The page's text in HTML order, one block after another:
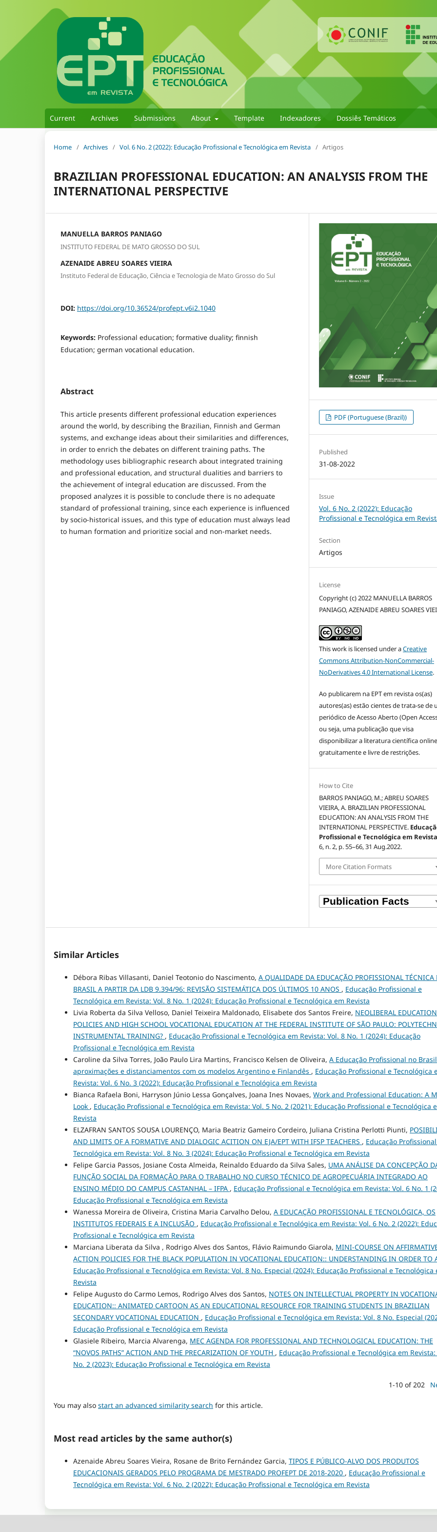
Current Archives Submissions About Template Indexadores Dossiês Temáticos
Home / Archives / Vol. 6 No. 2 (2022): Educação Profissional e Tecnológica em Revista / Artigos
BRAZILIAN PROFESSIONAL EDUCATION: AN ANALYSIS FROM THE
INTERNATIONAL PERSPECTIVE
MANUELLA BARROS PANIAGO
INSTITUTO FEDERAL DE MATO GROSSO DO SUL
AZENAIDE ABREU SOARES VIEIRA
Instituto Federal de Educação, Ciência e Tecnologia de Mato Grosso do Sul
DOI: https://doi.org/10.36524/profept.v6i2.1040
Keywords: Professional education; formative duality; finnish
Education; german vocational education.
Abstract
This article presents different professional education experiences
around the world, by describing the Brazilian, Finnish and German
systems, and exchange ideas about their similarities and differences,
in order to enrich the debates on different training paths. The
methodology uses bibliographic research about integrated training
and professional education, and structural dualities and barriers to
the achievement of integral education are discussed. From the
proposed analyzes it is possible to conclude there is no adequate
standard of professional training, since each experience is influenced
by socio-historical issues, and this type of education must always lead
to human formation and prioritize social and non-market needs.
PDF (Portuguese (Brazil))
Published
31-08-2022
Issue
Vol. 6 No. 2 (2022): Educação
Profissional e Tecnológica em
Section
Artigos
License
Copyright (c) 2022 MANUELLA BARROS
PANIAGO, AZENAIDE ABREU SOARES
This work is licensed under aCreative
Commons Attribution-NonCommercial-
NoDerivatives 4.0 International License.
Ao publicarem na EPT em revista os(as)
autores(as) estão cientes de trata-se de
periódico de Acesso Aberto (Open
ou seja, uma publicação que visa
disponibilizar a literatura científica
gratuitamente e livre de restrições.
How to Cite
BARROS PANIAGO, M.; ABREU SOARES
VIEIRA, A. BRAZILIAN PROFESSIONAL
EDUCATION: AN ANALYSIS FROM THE
INTERNATIONAL PERSPECTIVE.
Profissional e Tecnológica em Revista
6, n. 2, p. 55–66, 31 Aug.2022.
More Citation Formats
Similar Articles
Débora Ribas Villasanti, Daniel Teotonio do Nascimento, A QUALIDADE DA EDUCAÇÃO PROFISSIONAL TÉCNICA
BRASIL A PARTIR DA LDB 9.394/96: REVISÃO SISTEMÁTICA DOS ÚLTIMOS 10 ANOS , Educação Profissional e
Tecnológica em Revista: Vol. 8 No. 1 (2024): Educação Profissional e Tecnológica em Revista
Livia Roberta da Silva Velloso, Daniel Teixeira Maldonado, Elisabete dos Santos Freire, NEOLIBERAL
POLICIES AND HIGH SCHOOL VOCATIONAL EDUCATION AT THE FEDERAL INSTITUTE OF SÃO PAULO:
INSTRUMENTAL TRAINING? , Educação Profissional e Tecnológica em Revista: Vol. 8 No. 1 (2024): Educação
Profissional e Tecnológica em Revista
Caroline da Silva Torres, João Paulo Lira Martins, Francisco Kelsen de Oliveira, A Educação Profissional no
aproximações e distanciamentos com os modelos Argentino e Finlandês , Educação Profissional e Tecnológica
Revista: Vol. 6 No. 3 (2022): Educação Profissional e Tecnológica em Revista
Bianca Rafaela Boni, Harryson Júnio Lessa Gonçalves, Joana Ines Novaes, Work and Professional Education: A
Look , Educação Profissional e Tecnológica em Revista: Vol. 5 No. 2 (2021): Educação Profissional e Tecnológica
Revista
ELZAFRAN SANTOS SOUSA LOURENÇO, Maria Beatriz Gameiro Cordeiro, Juliana Cristina Perlotti Piunti,
AND LIMITS OF A FORMATIVE AND DIALOGIC ACITION ON EJA/EPT WITH IFSP TEACHERS , Educação
Tecnológica em Revista: Vol. 8 No. 3 (2024): Educação Profissional e Tecnológica em Revista
Felipe Garcia Passos, Josiane Costa Almeida, Reinaldo Eduardo da Silva Sales, UMA ANÁLISE DA CONCEPÇÃO
FUNÇÃO SOCIAL DA FORMAÇÂO PARA O TRABALHO NO CURSO TÉCNICO DE AGROPECUÁRIA INTEGRADO AO
ENSINO MÉDIO DO CAMPUS CASTANHAL – IFPA , Educação Profissional e Tecnológica em Revista: Vol. 6 No. 1
Educação Profissional e Tecnológica em Revista
Wanessa Moreira de Oliveira, Cristina Maria Carvalho Delou, A EDUCAÇÃO PROFISSIONAL E TECNOLÓGICA, OS
INSTITUTOS FEDERAIS E A INCLUSÃO , Educação Profissional e Tecnológica em Revista: Vol. 6 No. 2 (2022):
Profissional e Tecnológica em Revista
Marciana Liberata da Silva , Rodrigo Alves dos Santos, Flávio Raimundo Giarola, MINI-COURSE ON
ACTION POLICIES FOR THE BLACK POPULATION IN VOCATIONAL EDUCATION:: UNDERSTANDING IN ORDER TO
Educação Profissional e Tecnológica em Revista: Vol. 8 No. Especial (2024): Educação Profissional e Tecnológica
Revista
Felipe Augusto do Carmo Lemos, Rodrigo Alves dos Santos, NOTES ON INTELLECTUAL PROPERTY IN
EDUCATION:: ANIMATED CARTOON AS AN EDUCATIONAL RESOURCE FOR TRAINING STUDENTS IN BRAZILIAN
SECONDARY VOCATIONAL EDUCATION , Educação Profissional e Tecnológica em Revista: Vol. 8 No. Especial
Educação Profissional e Tecnológica em Revista
Glasiele Ribeiro, Marcia Alvarenga, MEC AGENDA FOR PROFESSIONAL AND TECHNOLOGICAL EDUCATION: THE
“NOVOS PATHS” ACTION AND THE PRECARIZATION OF YOUTH , Educação Profissional e Tecnológica em Revista:
No. 2 (2023): Educação Profissional e Tecnológica em Revista
1-10 of 202
You may also start an advanced similarity search for this article.
Most read articles by the same author(s)
Azenaide Abreu Soares Vieira, Rosane de Brito Fernández Garcia, TIPOS E PÚBLICO-ALVO DOS PRODUTOS
EDUCACIONAIS GERADOS PELO PROGRAMA DE MESTRADO PROFEPT DE 2018-2020 , Educação Profissional e
Tecnológica em Revista: Vol. 6 No. 2 (2022): Educação Profissional e Tecnológica em Revista